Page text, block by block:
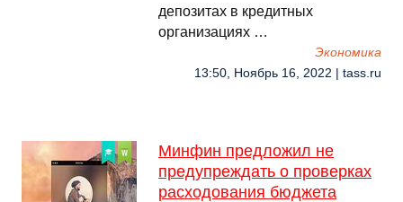
депозитах в кредитных
организациях …
Экономика
13:50, Ноябрь 16, 2022 | tass.ru
Минфин предложил не
предупреждать о проверках
расходования бюджета